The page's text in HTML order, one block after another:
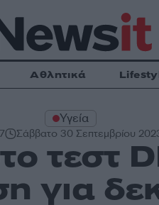
Αθλητικά
Υγεία
Σάββατο 30 Σεπτεμβρίου
τεστ
για